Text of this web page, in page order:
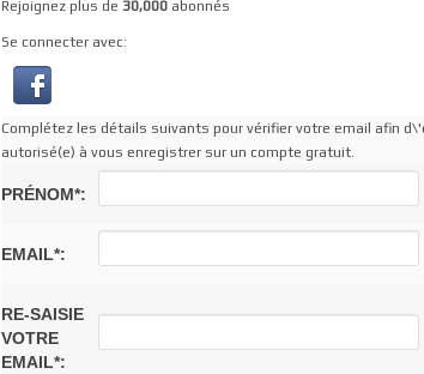
Rejoignez plus de 30,000abonnés
Se connecter avec:
Complétez les détails suivants pour vérifier votre email afin
autorisé(e) à vous enregistrer sur un compte gratuit.
PRÉNOM*:
EMAIL*:
RE-SAISIE
VOTRE
EMAIL*: